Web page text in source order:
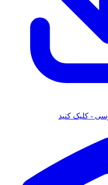
- کلیک کنید